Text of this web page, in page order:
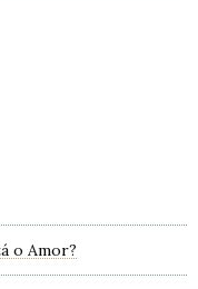
o Amor?